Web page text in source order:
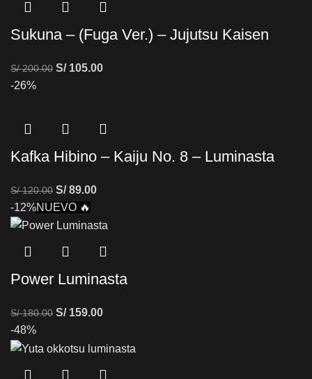
Sukuna – (Fuga Ver.) – Jujutsu Kaisen
S/200.00 S/105.00
-26%
Kafka Hibino – Kaiju No. 8 – Luminasta
S/120.00 S/89.00
-12%NUEVO 🔥
Power Luminasta
S/180.00 S/159.00
-48%